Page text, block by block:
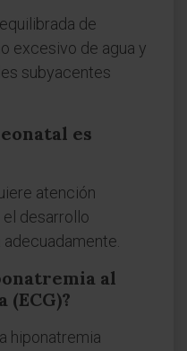
de
excesivo de agua y
subyacentes
es
atención
desarrollo
al
hiponatremia